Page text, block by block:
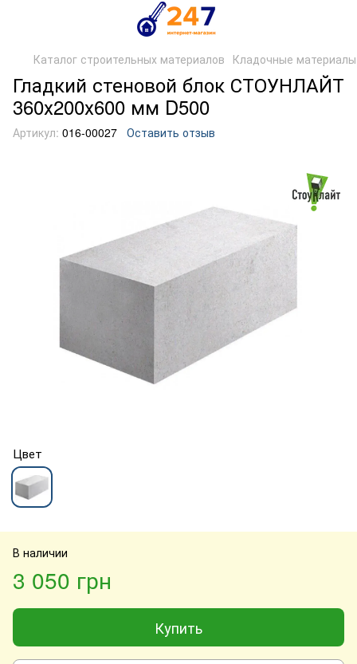
Каталог строительных материалов Кладочные материалы
Гладкий стеновой блок СТОУНЛАЙТ
360х200х600 мм D500
Артикул: 016-00027 Оставить отзыв
Цвет
В наличии
3 050 грн
Купить